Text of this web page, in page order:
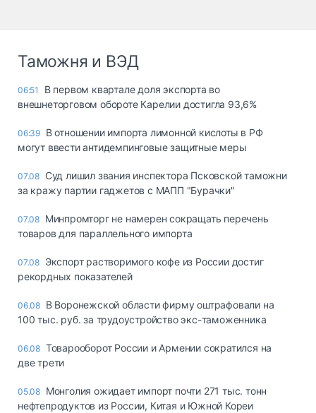
Таможня и ВЭД
06:51
В первом квартале доля экспорта во
внешнеторговом обороте Карелии достигла 93,6%
06:39 В отношении импорта лимонной кислоты в РФ
могут ввести антидемпинговые защитные меры
07.08 Суд лишил звания инспектора Псковской таможни
за кражу партии гаджетов с МАПП "Бурачки"
07.08 Минпромторг не намерен сокращать перечень
товаров для параллельного импорта
07.08 Экспорт растворимого кофе из России достиг
рекордных показателей
06.08 В Воронежской области фирму оштрафовали на
100 тыс. руб. за трудоустройство экс-таможенника
06.08 Товарооборот России и Армении сократился на
две трети
05.08 Монголия ожидает импорт почти 271 тыс. тонн
нефтепродуктов из России, Китая и Южной Кореи